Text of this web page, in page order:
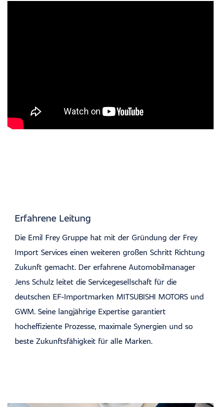
Erfahrene Leitung
Die Emil Frey Gruppe hat mit der Gründung der Frey
Import Services einen weiteren großen Schritt Richtung
Zukunft gemacht. Der erfahrene Automobilmanager
Jens Schulz leitet die Servicegesellschaft für die
deutschen EF-Importmarken MITSUBISHI MOTORS und
GWM. Seine langjährige Expertise garantiert
hocheffiziente Prozesse, maximale Synergien und so
beste Zukunftsfähigkeit für alle Marken.